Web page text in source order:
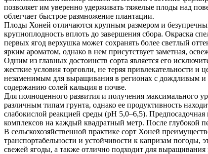
позволяет им уверенно удерживать тяжелые плоды над
облегчает быстрое размножение плантации.
Плоды Хоней отличаются крупным размером и
крупноплодность вплоть до завершения сбора. Окраска
первых ягод верхушка может сохранять более светлый
ярким ароматом, однако в нем присутствует заметная,
Одним из главных достоинств сорта является его
жесткие условия торговли, не теряя привлекательности
незаменимым для выращивания в регионах с дождливым и
содержанию солей кальция в почве.
Для полноценного развития и получения максимального
различным типам грунта, однако ее продуктивность
слабокислой реакцией среды (рН 5,0–6,5).
комплексов на каждый квадратный метр. После глубокой
В сельскохозяйственной практике сорт Хоней
транспортабельности и устойчивости к капризам погоды,
свежей ягоды, а также отлично подходит для выращивания